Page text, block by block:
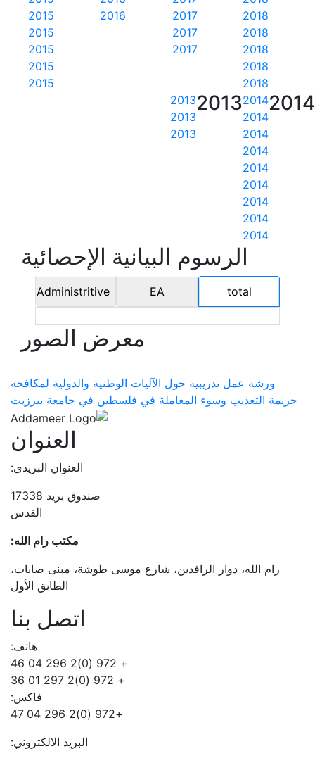
2018
2018
2018
2018
2018
2017
2017
2017
2016
2015
2015
2015
2015
2015
2014
2014
2014
2014
2014
2014
2014
2014
2014
2014
2013
2013
2013
2013
الرسوم البيانية الإحصائية
total
EA
Administritive
معرض الصور
ورشة عمل تدريبية حول الآليات الوطنية والدولية لمكافحة
جريمة التعذيب وسوء المعاملة في فلسطين في جامعة بيرزيت
العنوان
العنوان البريدي:
صندوق بريد 17338
القدس
مكتب رام الله:
رام الله، دوار الرافدين، شارع موسى طوشة، مبنى صابات،
الطابق الأول
اتصل بنا
هاتف:
+ 972 (0)2 296 04 46
+ 972 (0)2 297 01 36
فاكس:
+972 (0)2 296 04 47
البريد الالكتروني: